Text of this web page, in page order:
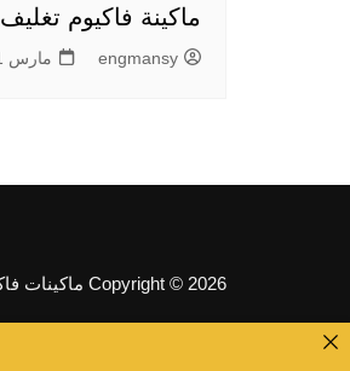
ماكينة فاكيوم تغليف
engmansy مارس 31, 2020
Copyright © 2026 ماكينات فاكيوم. All rights reserved.